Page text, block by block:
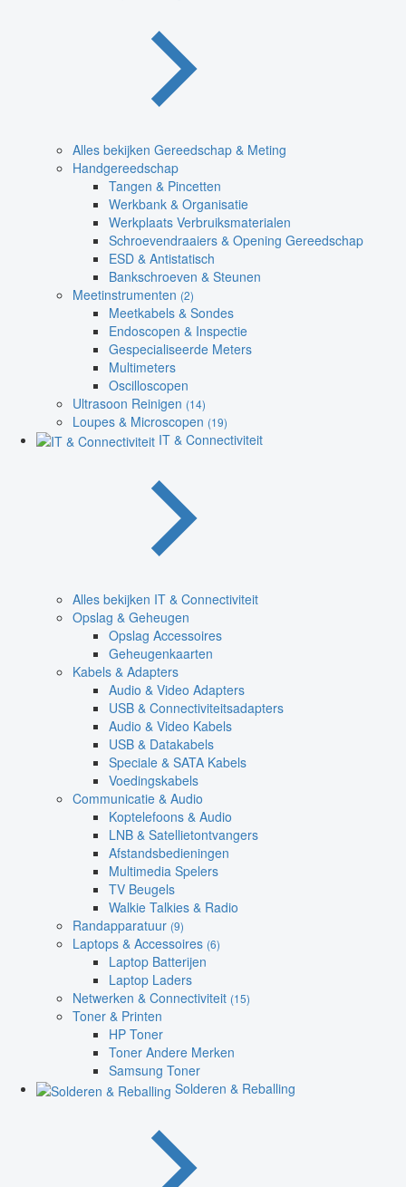
Alles bekijken Gereedschap & Meting
Handgereedschap
Tangen & Pincetten
Werkbank & Organisatie
Werkplaats Verbruiksmaterialen
Schroevendraaiers & Opening Gereedschap
ESD & Antistatisch
Bankschroeven & Steunen
Meetinstrumenten (2)
Meetkabels & Sondes
Endoscopen & Inspectie
Gespecialiseerde Meters
Multimeters
Oscilloscopen
Ultrasoon Reinigen (14)
Loupes & Microscopen (19)
IT & Connectiviteit
Alles bekijken IT & Connectiviteit
Opslag & Geheugen
Opslag Accessoires
Geheugenkaarten
Kabels & Adapters
Audio & Video Adapters
USB & Connectiviteitsadapters
Audio & Video Kabels
USB & Datakabels
Speciale & SATA Kabels
Voedingskabels
Communicatie & Audio
Koptelefoons & Audio
LNB & Satellietontvangers
Afstandsbedieningen
Multimedia Spelers
TV Beugels
Walkie Talkies & Radio
Randapparatuur (9)
Laptops & Accessoires (6)
Laptop Batterijen
Laptop Laders
Netwerken & Connectiviteit (15)
Toner & Printen
HP Toner
Toner Andere Merken
Samsung Toner
Solderen & Reballing